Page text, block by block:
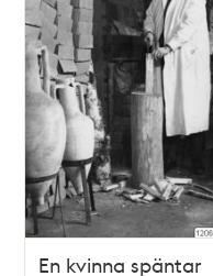
En kvinna späntar